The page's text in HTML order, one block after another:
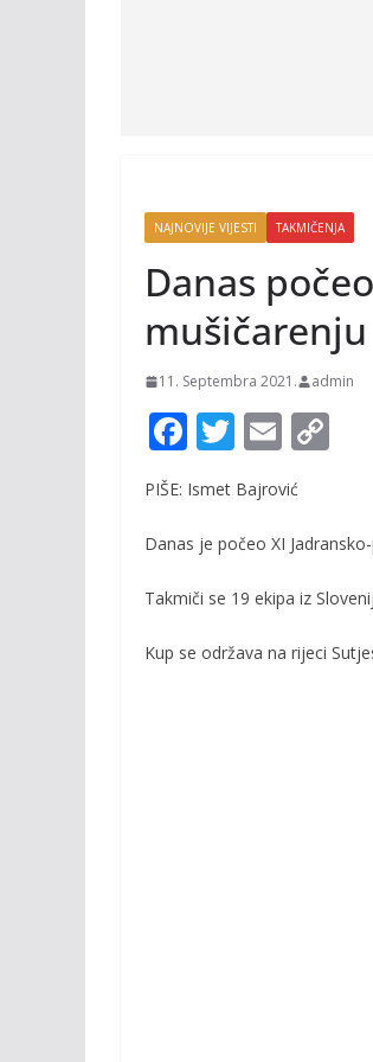
NAJNOVIJE VIJESTI TAKMIČENJA
Danas
mušičarenju
11. Septembra 2021. admin
F
e
b
o
o
k
T
itt
er
E
m
ai
l y
Li
n
k
PIŠE: Ismet Bajrović
Danas je počeo XI
Takmiči se 19 ekipa iz
Kup se održava na rijeci